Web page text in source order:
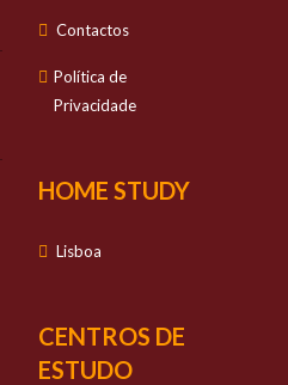
Contactos
Política de
Privacidade
HOME STUDY
Lisboa
CENTROS DE
ESTUDO